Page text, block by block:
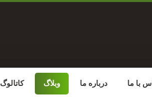
با ما درباره ما وبلاگ کاتالوگ